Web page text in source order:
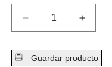
Disminuir
cantidad
para
Ceja
para
Ceja
Guardar producto